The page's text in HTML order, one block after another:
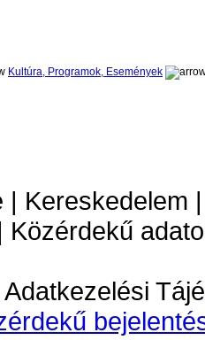
Kultúra, Programok, Események
| Kereskedelem
Közérdekű
Adatkezelési